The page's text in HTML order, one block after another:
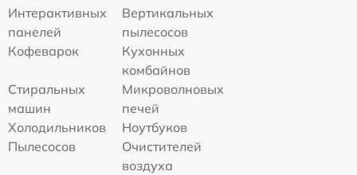
Интерактивных
панелей
Вертикальных
пылесосов
Кофеварок
Кухонных
комбайнов
Стиральных
машин
Микроволновых
печей
Холодильников
Ноутбуков
Пылесосов
Очистителей
воздуха